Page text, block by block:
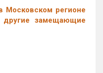
Московском регионе
другие замещающие